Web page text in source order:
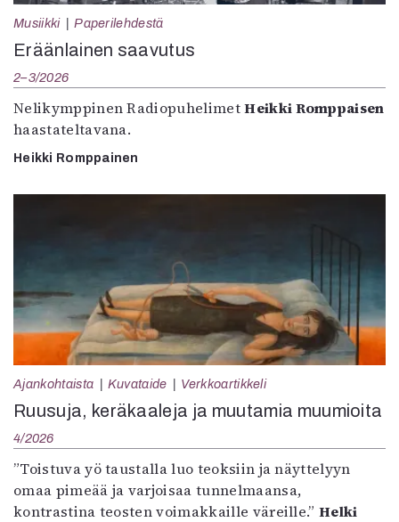
Musiikki Paperilehdestä
Eräänlainen saavutus
2–3/2026
Nelikymppinen RadiopuhelimetHeikki Romppaisen
haastateltavana.
Heikki Romppainen
Ajankohtaista Kuvataide Verkkoartikkeli
Ruusuja, keräkaaleja ja muutamia muumioita
4/2026
”Toistuva yö taustalla luo teoksiin ja näyttelyyn
omaa pimeää ja varjoisaa tunnelmaansa,
kontrastina teosten voimakkaille väreille.”Helki